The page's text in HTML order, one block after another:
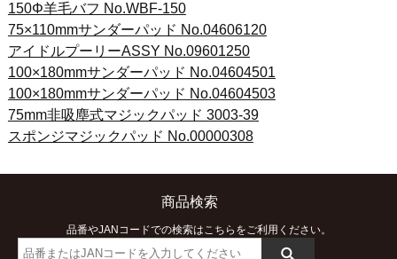
150Φ羊毛バフ No.WBF-150
75×110mmサンダーパッド No.04606120
アイドルプーリーASSY No.09601250
100×180mmサンダーパッド No.04604501
100×180mmサンダーパッド No.04604503
75mm非吸塵式マジックパッド 3003-39
スポンジマジックパッド No.00000308
商品検索
品番やJANコードでの検索はこちらをご利用ください。